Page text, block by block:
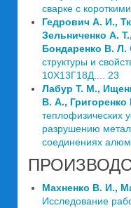
сварке с
Гедрович А. И.,
Зельниченко А.
Бондаренко В. Л.
структуры и
10Х13Г18Д.... 23
Лабур Т. М.,
В. А.,
теплофизических
разрушению
соединениях
Махненко В. И.,
Исследование